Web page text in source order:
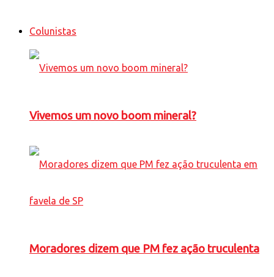
Colunistas
Vivemos um novo boom mineral?
Moradores dizem que PM fez ação truculenta